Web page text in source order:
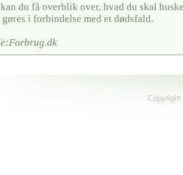
du få overblik over, hvad du skal
gøres i forbindelse med et dødsfald.